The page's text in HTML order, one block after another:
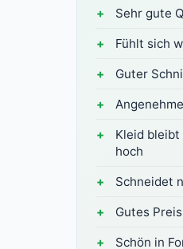
Sehr gute
Fühlt sich
Guter
Kleid
hoch
Schneidet
Gutes
Schön in